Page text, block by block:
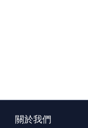
關於我們